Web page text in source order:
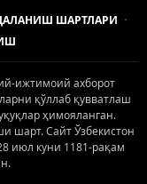
ШАРТЛАРИ
ижтимоий ахборот
қўллаб қувватлаш
ҳимояланган.
шарт. Сайт Ўзбекистон
июл куни 1181-рақам